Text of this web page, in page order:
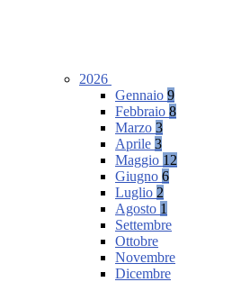
2026
Gennaio 9
Febbraio 8
Marzo 3
Aprile 3
Maggio 12
Giugno 6
Luglio 2
Agosto 1
Settembre
Ottobre
Novembre
Dicembre